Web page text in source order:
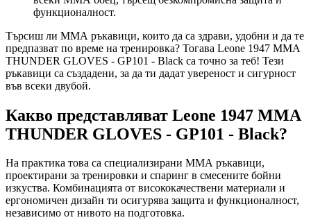
функционалност.
Търсиш ли ММА ръкавици, които да са здрави, удобни и да те
предпазват по време на тренировка? Тогава Leone 1947 MMA
THUNDER GLOVES - GP101 - Black са точно за теб! Тези
ръкавици са създадени, за да ти дадат увереност и сигурност
във всеки двубой.
Какво представляват Leone 1947 MMA
THUNDER GLOVES - GP101 - Black?
На практика това са специализирани ММА ръкавици,
проектирани за тренировки и спаринг в смесените бойни
изкуства. Комбинацията от висококачествени материали и
ергономичен дизайн ти осигурява защита и функционалност,
независимо от нивото на подготовка.